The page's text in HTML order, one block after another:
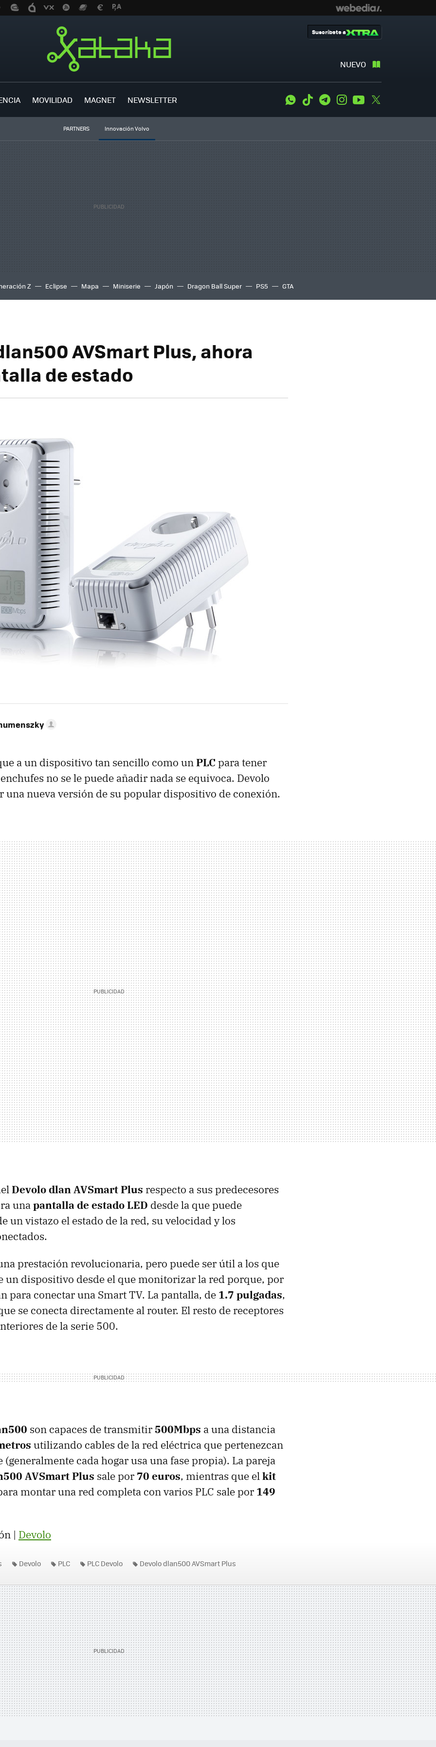
NUEVO
Suscríbete a
MOVILIDAD MAGNET NEWSLETTER WhatsApp
Tiktok TelegramInstagramYoutube
PARTNERS Innovación Volvo
Z Eclipse Mapa Miniserie Japón Dragon Ball Super PS5 GTA
AVSmart Plus, ahora
de estado
a un dispositivo tan sencillo como unPLC para tener
no se le puede añadir nada se equivoca. Devolo
una nueva versión de su popular dispositivo de conexión.
Devolo dlanAVSmart Plus respecto a sus predecesores
unapantalla de estadoLED desde la que puede
un vistazo el estado de la red, su velocidad y los
prestación revolucionaria, pero puede ser útil a los que
un dispositivo desde el que monitorizar la red porque, por
para conectar una Smart TV. La pantalla, de 1.7 pulgadas,
se conecta directamente al router. El resto de receptores
de la serie 500.
son capaces de transmitir 500Mbps a una distancia
utilizando cables de la red eléctrica que pertenezcan
(generalmente cada hogar usa una fase propia). La pareja
AVSmart Plus sale por 70 euros, mientras que elkit
montar una red completa con varios PLC sale por 149
| Devolo
Devolo PLC PLC Devolo Devolo dlan500 AVSmart Plus